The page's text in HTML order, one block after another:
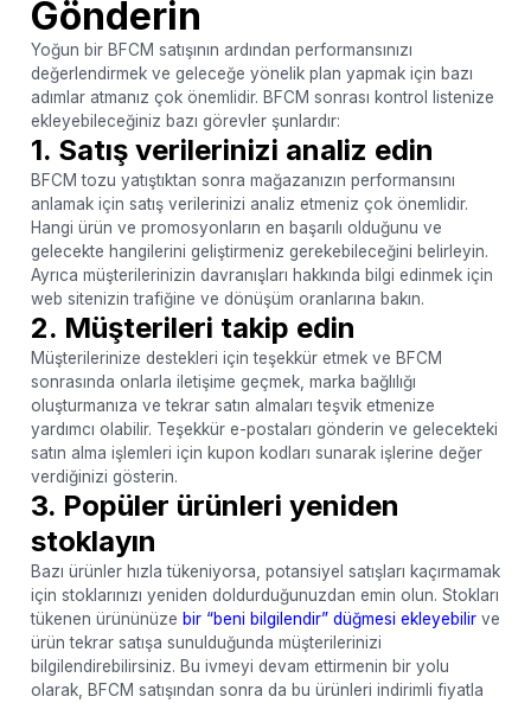
Gönderin
Yoğun bir BFCM satışının ardından performansınızı
değerlendirmek ve geleceğe yönelik plan yapmak için bazı
adımlar atmanız çok önemlidir. BFCM sonrası kontrol listenize
ekleyebileceğiniz bazı görevler şunlardır:
1. Satış verilerinizi analiz edin
BFCM tozu yatıştıktan sonra mağazanızın performansını
anlamak için satış verilerinizi analiz etmeniz çok önemlidir.
Hangi ürün ve promosyonların en başarılı olduğunu ve
gelecekte hangilerini geliştirmeniz gerekebileceğini belirleyin.
Ayrıca müşterilerinizin davranışları hakkında bilgi edinmek için
web sitenizin trafiğine ve dönüşüm oranlarına bakın.
2. Müşterileri takip edin
Müşterilerinize destekleri için teşekkür etmek ve BFCM
sonrasında onlarla iletişime geçmek, marka bağlılığı
oluşturmanıza ve tekrar satın almaları teşvik etmenize
yardımcı olabilir. Teşekkür e-postaları gönderin ve gelecekteki
satın alma işlemleri için kupon kodları sunarak işlerine değer
verdiğinizi gösterin.
3. Popüler ürünleri yeniden
stoklayın
Bazı ürünler hızla tükeniyorsa, potansiyel satışları kaçırmamak
için stoklarınızı yeniden doldurduğunuzdan emin olun. Stokları
tükenen ürününüze bir “beni bilgilendir” düğmesi ekleyebilirve
ürün tekrar satışa sunulduğunda müşterilerinizi
bilgilendirebilirsiniz. Bu ivmeyi devam ettirmenin bir yolu
olarak, BFCM satışından sonra da bu ürünleri indirimli fiyatla